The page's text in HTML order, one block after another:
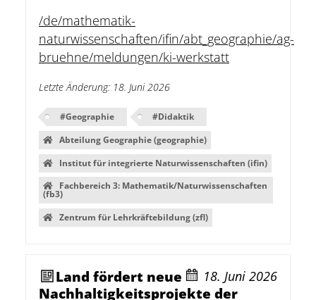
/de/mathematik-
naturwissenschaften/ifin/abt_geographie/ag-
bruehne/meldungen/ki-werkstatt
Letzte Änderung: 18. Juni 2026
#Geographie #Didaktik
Abteilung Geographie (geographie)
Institut für integrierte Naturwissenschaften (ifin)
Fachbereich 3: Mathematik/Naturwissenschaften
(fb3)
Zentrum für Lehrkräftebildung (zfl)
18. Juni 2026
Land fördert neue
Nachhaltigkeitsprojekte der